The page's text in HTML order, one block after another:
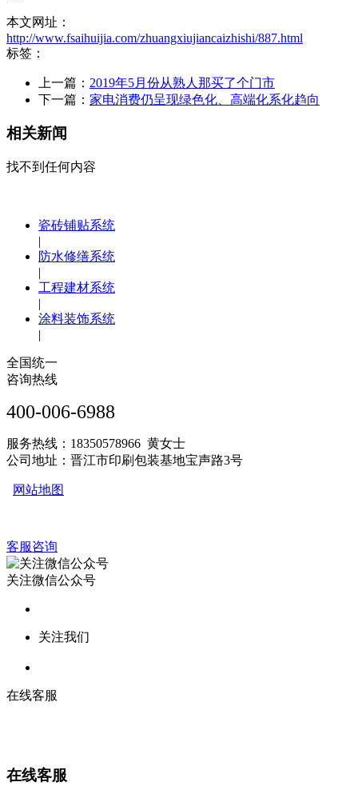
本文网址：
http://www.fsaihuijia.com/zhuangxiujiancaizhishi/887.html
标签：
上一篇： 2019年5月份从熟人那买了个门市
下一篇： 家电消费仍呈现绿色化、高端化系化趋向
相关新闻
找不到任何内容
瓷砖铺贴系统
|
防水修缮系统
|
工程建材系统
|
涂料装饰系统
|
全国统一
咨询热线
400-006-6988
服务热线：18350578966 黄女士
公司地址：晋江市印刷包装基地宝声路3号
网站地图
客服咨询
关注微信公众号
关注我们
在线客服
在线客服